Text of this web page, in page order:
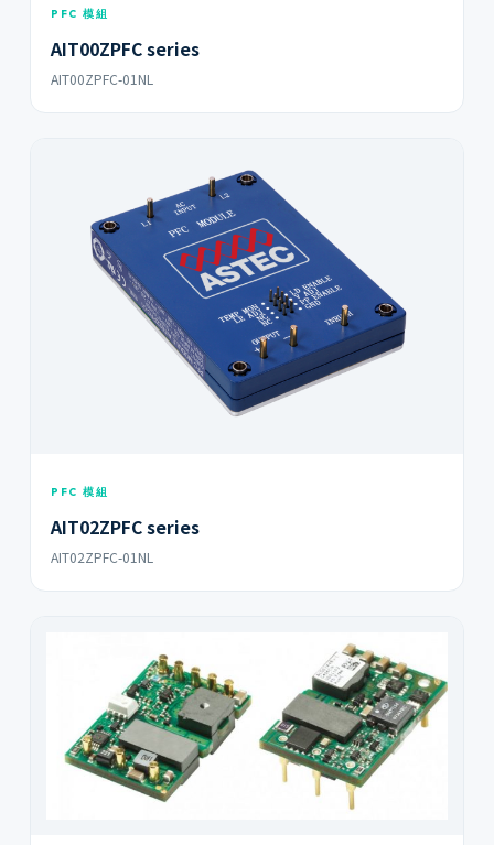
PFC 模組
AIT00ZPFC series
AIT00ZPFC-01NL
PFC 模組
AIT02ZPFC series
AIT02ZPFC-01NL